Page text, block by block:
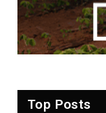
Top Posts